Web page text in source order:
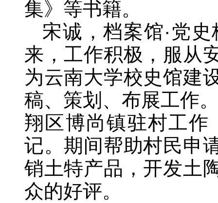
集》等书籍。
宋诚，档案馆·党
来，工作积极，服从
为云南大学校史馆建
稿、策划、布展工作
翔区博尚镇驻村工
记。期间帮助村民申
销土特产品，开发土
众的好评。